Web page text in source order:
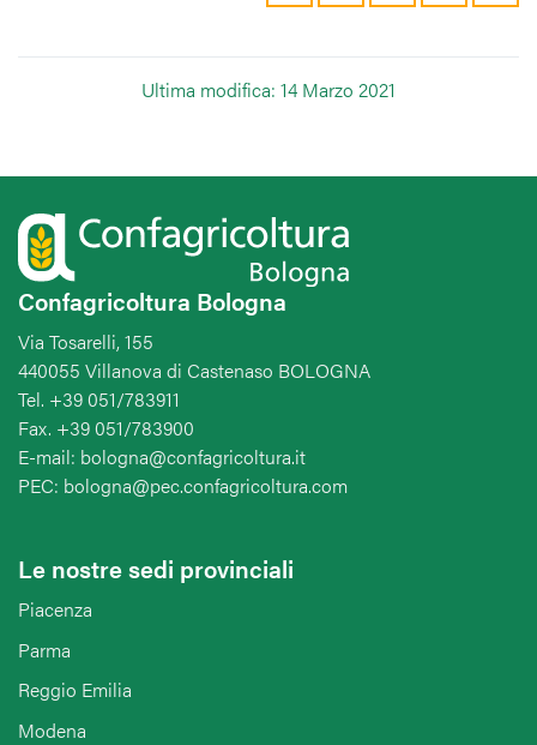
Ultima modifica: 14 Marzo 2021
Confagricoltura Bologna
Via Tosarelli, 155
440055 Villanova di Castenaso BOLOGNA
Tel. +39 051/783911
Fax. +39 051/783900
E-mail: bologna@confagricoltura.it
PEC: bologna@pec.confagricoltura.com
Le nostre sedi provinciali
Piacenza
Parma
Reggio Emilia
Modena